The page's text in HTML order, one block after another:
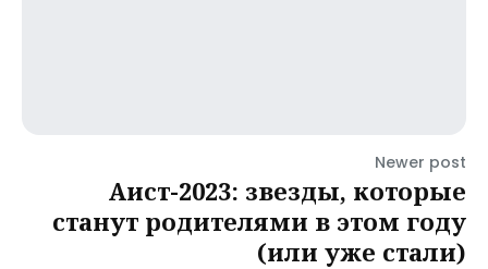
Newer post
Аист-2023: звезды, которые
станут родителями в этом году
(или уже стали)